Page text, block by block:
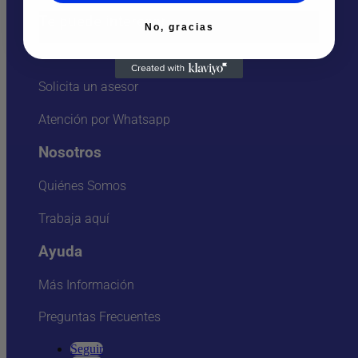
Te puede interesar
Sedes
Solicita un asesor
Atención por Whatsapp
Nosotros
Quiénes Somos
Trabaja aquí
Ayuda
Más Información
Preguntas Frecuentes
Seguir
No, gracias